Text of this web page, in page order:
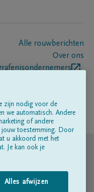
Alle rouwberichten
Over ons
zijn nodig voor de
we automatisch. Andere
of andere
jouw toestemming. Door
u akkoord met het
Je kan ook je
Alles afwijzen